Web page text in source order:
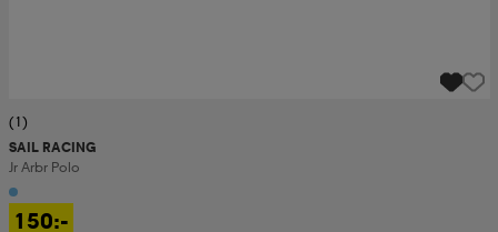
(1)
SAIL RACING
Jr Arbr Polo
150:-